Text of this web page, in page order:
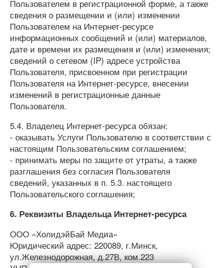
Пользователем в регистрационной форме, а также
сведения о размещении и (или) изменении
Пользователем на Интернет-ресурсе
информационных сообщений и (или) материалов,
дате и времени их размещения и (или) изменения;
сведений о сетевом (IP) адресе устройства
Пользователя, присвоенном при регистрации
Пользователя на Интернет-ресурсе, внесении
изменений в регистрационные данные
Пользователя.
5.4. Владелец Интернет-ресурса обязан:
- оказывать Услуги Пользователю в соответствии с
настоящим Пользовательским соглашением;
- принимать меры по защите от утраты, а также
разглашения без согласия Пользователя
сведений, указанных в п. 5.3. настоящего
Пользовательского соглашения;
6. Реквизиты Владельца Интернет-ресурса
ООО «ХолидэйБай Медиа»
Юридический адрес: 220089, г.Минск,
ул.Железнодорожная, д.27В, ком.223